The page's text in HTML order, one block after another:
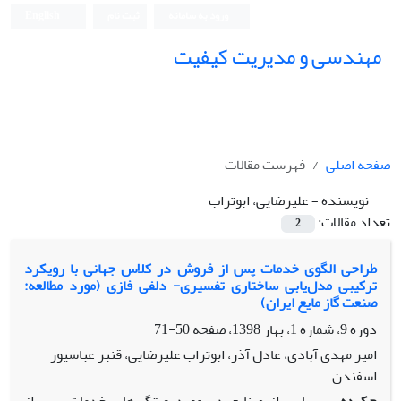
مهندسی و مدیریت کیفیت
صفحه اصلی
فهرست مقالات
نویسنده =علیرضایی، ابوتراب
تعداد مقالات:
2
طراحی الگوی خدمات پس از فروش در کلاس جهانی با رویکرد
ترکیبی مدل‌یابی ساختاری تفسیری- دلفی فازی (مورد مطالعه:
صنعت گاز مایع ایران)
دوره 9، شماره 1، بهار 1398، صفحه
50-71
امیر مهدی آبادی، عادل آذر، ابوتراب علیرضایی، قنبر عباسپور
اسفندن